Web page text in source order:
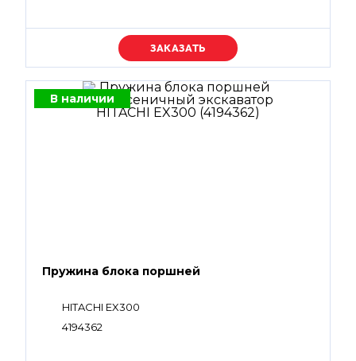
Уточняйте цену
В наличии
Пружина блока поршней
HITACHI EX300
4194362